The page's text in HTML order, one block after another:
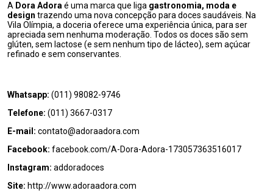
A Dora Adora é uma marca que liga gastronomia, moda e
design trazendo uma nova concepção para doces saudáveis. Na
Vila Olímpia, a doceria oferece uma experiência única, para ser
apreciada sem nenhuma moderação. Todos os doces são sem
glúten, sem lactose (e sem nenhum tipo de lácteo), sem açúcar
refinado e sem conservantes.
Whatsapp: (011) 98082-9746
Telefone: (011) 3667-0317
E-mail: contato@adoraadora.com
Facebook: facebook.com/A-Dora-Adora-173057363516017
Instagram: addoradoces
Site: http://www.adoraadora.com